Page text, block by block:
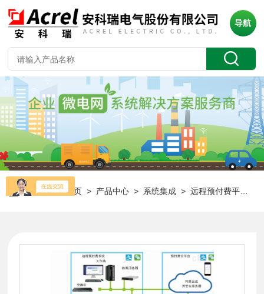
导航
当前位置：首页 > 产品中心 > 系统集成 >远程预付费平台